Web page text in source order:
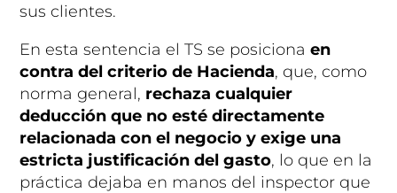
sus clientes.
En esta sentencia el TS se posicionaen
contra del criterio de Hacienda, que, como
norma general, rechaza cualquier
deducción que no esté directamente
relacionada con el negocio y exige una
estricta justificación del gasto, lo que en la
práctica dejaba en manos del inspector que